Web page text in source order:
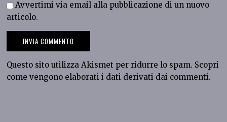
Avvertimi via email alla pubblicazione di un nuovo
articolo.
Questo sito utilizza Akismet per ridurre lo spam. Scopri
come vengono elaborati i dati derivati dai commenti.